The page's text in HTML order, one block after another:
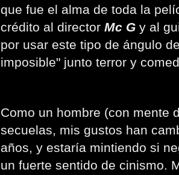
que fue el alma de toda la
crédito al director Mc G y al
por usar este tipo de ángulo
imposible" junto terror y
Como un hombre (con mente
secuelas, mis gustos han
años, y estaría mintiendo si
un fuerte sentido de cinismo.